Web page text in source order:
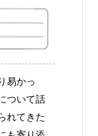
易かっ
ついて話
れてきた